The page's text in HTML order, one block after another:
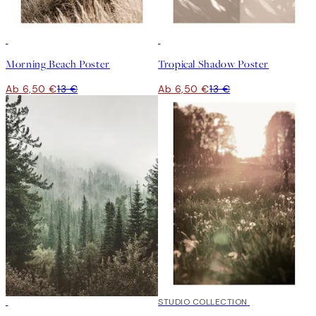
Morning Beach Poster
Ab 6,50 €13 €
Tropical Shadow Poster
Ab 6,50 €13 €
50%*
STUDIO COLLECTION